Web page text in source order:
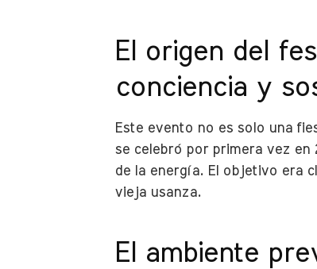
El origen del
conciencia y
Este evento no es solo una
se celebró por primera vez en
de la energía. El objetivo era
vieja usanza.
El ambiente